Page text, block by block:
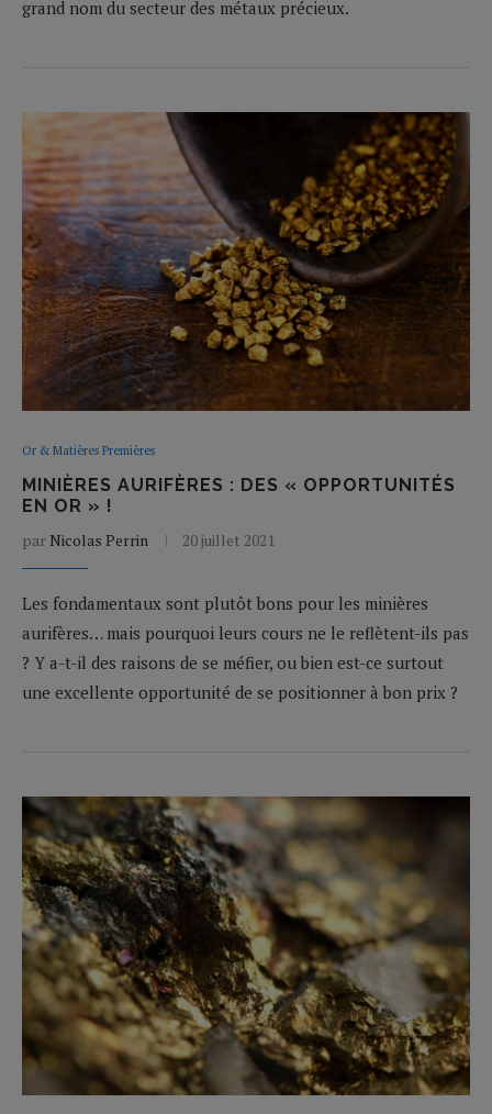
grand nom du secteur des métaux précieux.
Or & Matières Premières
MINIÈRES AURIFÈRES : DES « OPPORTUNITÉS
EN OR » !
par Nicolas Perrin 20 juillet 2021
Les fondamentaux sont plutôt bons pour les minières
aurifères… mais pourquoi leurs cours ne le reflètent-ils pas
? Y a-t-il des raisons de se méfier, ou bien est-ce surtout
une excellente opportunité de se positionner à bon prix ?